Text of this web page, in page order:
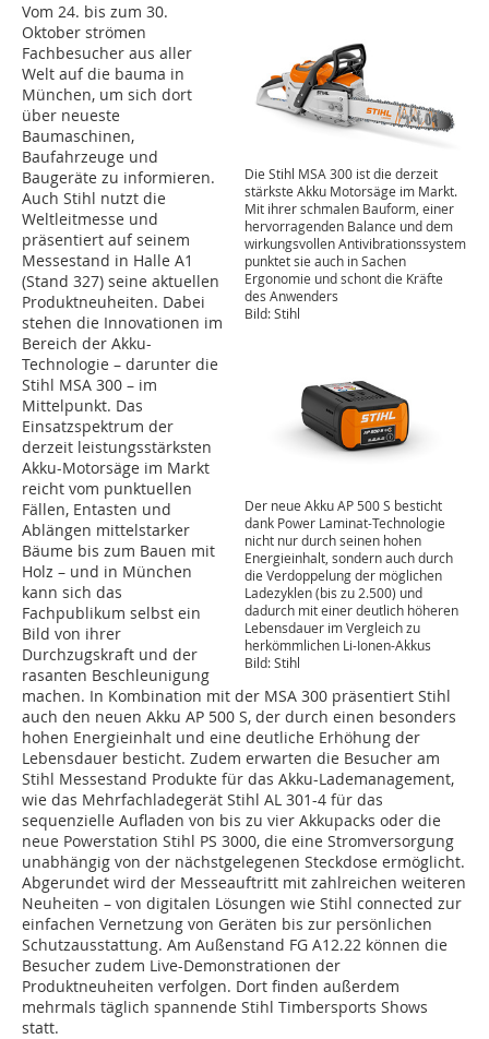
Die Stihl MSA 300 ist die derzeit
stärkste Akku Motorsäge im Markt.
Mit ihrer schmalen Bauform, einer
hervorragenden Balance und dem
wirkungsvollen Antivibrationssystem
punktet sie auch in Sachen
Ergonomie und schont die Kräfte
des Anwenders
Bild: Stihl
Der neue Akku AP 500 S besticht
dank Power Laminat-Technologie
nicht nur durch seinen hohen
Energieinhalt, sondern auch durch
die Verdoppelung der möglichen
Ladezyklen (bis zu 2.500) und
dadurch mit einer deutlich höheren
Lebensdauer im Vergleich zu
herkömmlichen Li-Ionen-Akkus
Bild: Stihl
Vom 24. bis zum 30.
Oktober strömen
Fachbesucher aus aller
Welt auf die bauma in
München, um sich dort
über neueste
Baumaschinen,
Baufahrzeuge und
Baugeräte zu informieren.
Auch Stihl nutzt die
Weltleitmesse und
präsentiert auf seinem
Messestand in Halle A1
(Stand 327) seine aktuellen
Produktneuheiten. Dabei
stehen die Innovationen im
Bereich der Akku-
Technologie – darunter die
Stihl MSA 300 – im
Mittelpunkt. Das
Einsatzspektrum der
derzeit leistungsstärksten
Akku-Motorsäge im Markt
reicht vom punktuellen
Fällen, Entasten und
Ablängen mittelstarker
Bäume bis zum Bauen mit
Holz – und in München
kann sich das
Fachpublikum selbst ein
Bild von ihrer
Durchzugskraft und der
rasanten Beschleunigung
machen. In Kombination mit der MSA 300 präsentiert Stihl
auch den neuen Akku AP 500 S, der durch einen besonders
hohen Energieinhalt und eine deutliche Erhöhung der
Lebensdauer besticht. Zudem erwarten die Besucher am
Stihl Messestand Produkte für das Akku-Lademanagement,
wie das Mehrfachladegerät Stihl AL 301-4 für das
sequenzielle Aufladen von bis zu vier Akkupacks oder die
neue Powerstation Stihl PS 3000, die eine Stromversorgung
unabhängig von der nächstgelegenen Steckdose ermöglicht.
Abgerundet wird der Messeauftritt mit zahlreichen weiteren
Neuheiten – von digitalen Lösungen wie Stihl connected zur
einfachen Vernetzung von Geräten bis zur persönlichen
Schutzausstattung. Am Außenstand FG A12.22 können die
Besucher zudem Live-Demonstrationen der
Produktneuheiten verfolgen. Dort finden außerdem
mehrmals täglich spannende Stihl Timbersports Shows
statt.